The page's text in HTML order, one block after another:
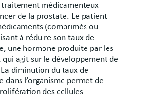
traitement médicamenteux
de la prostate. Le patient
(comprimés ou
à réduire son taux de
une hormone produite par les
agit sur le développement de
diminution du taux de
dans l’organisme permet de
des cellules